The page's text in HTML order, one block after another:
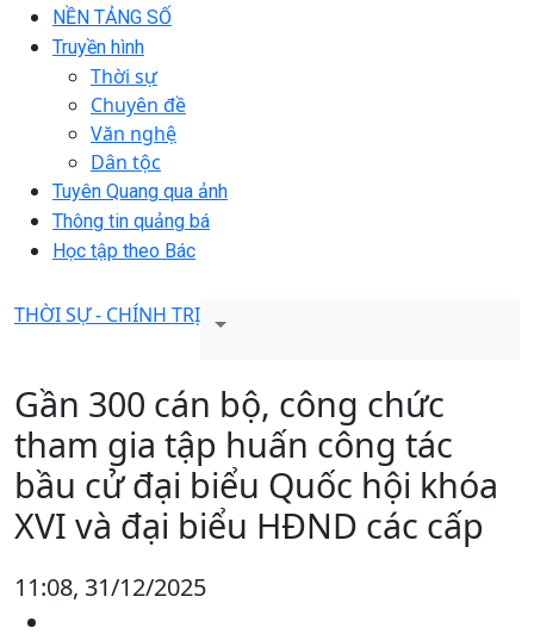
NỀN TẢNG SỐ
Truyền hình
Thời sự
Chuyên đề
Văn nghệ
Dân tộc
Tuyên Quang qua ảnh
Thông tin quảng bá
Học tập theo Bác
THỜI SỰ - CHÍNH TRỊ
Gần 300 cán bộ, công chức
tham gia tập huấn công tác
bầu cử đại biểu Quốc hội khóa
XVI và đại biểu HĐND các cấp
11:08, 31/12/2025